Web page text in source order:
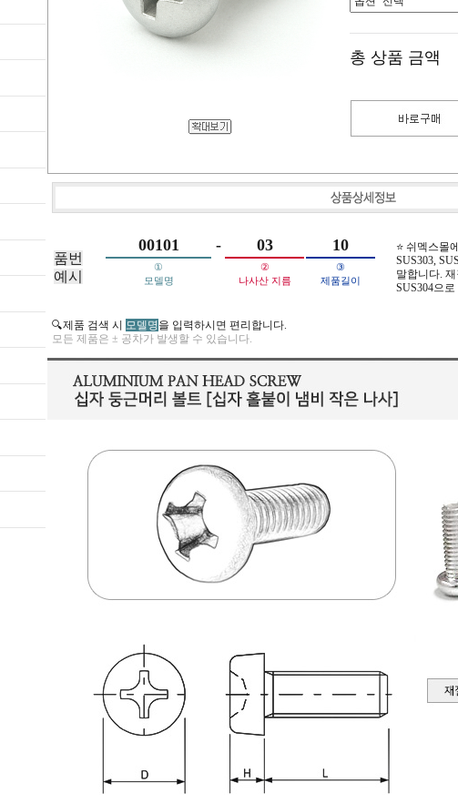
총 상품 금액
품번
예시
00101 - 03 10
①
모델명
②
나사산 지름
③
제품길이
⭐ 쉬멕스몰
SUS303,
말합니다.
SUS304으
🔍제품 검색 시 모델명을 입력하시면 편리합니다.
모든 제품은 ± 공차가 발생할 수 있습니다.